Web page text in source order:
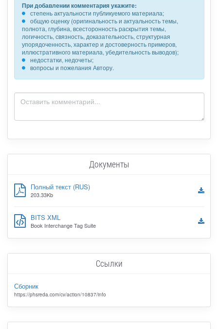
При добавлении комментария укажите:
степень актуальности публикуемого материала;
общую оценку (оригинальность и актуальность темы,
полнота, глубина, всесторонность раскрытия темы,
логичность, связность, доказательность, структурная
упорядоченность, характер и достоверность примеров,
иллюстративного материала, убедительность выводов);
недостатки, недочеты;
вопросы и пожелания Автору.
Документы
Полный текст (RUS)
203.33Kb
BITS XML
Book Interchange Tag Suite
Ссылки
Сборник
https://phsreda.com/cv/action/10837/info